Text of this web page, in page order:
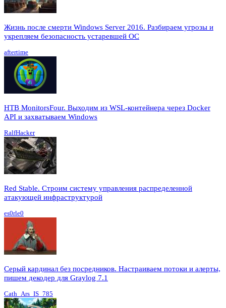
Жизнь после смерти Windows Server 2016. Разбираем угрозы и
укрепляем безопасность устаревшей ОС
aftertime
HTB MonitorsFour. Выходим из WSL-контейнера через Docker
API и захватываем Windows
RalfHacker
Red Stable. Строим систему управления распределенной
атакующей инфраструктурой
es0rle0
Серый кардинал без посредников. Настраиваем потоки и алерты,
пишем декодер для Graylog 7.1
Cath_Ars_IS_785